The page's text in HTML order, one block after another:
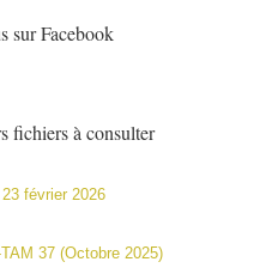
sur Facebook
fichiers à consulter
février 2026
37 (Octobre 2025)